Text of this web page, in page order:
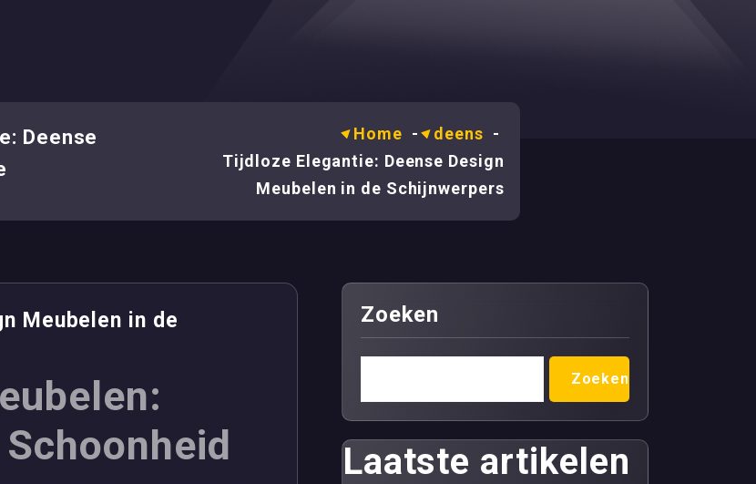
Deense
Home - deens -
Tijdloze Elegantie: Deense Design
Meubelen in de Schijnwerpers
Meubelen in de
Zoeken
Zoeken
Laatste artikelen